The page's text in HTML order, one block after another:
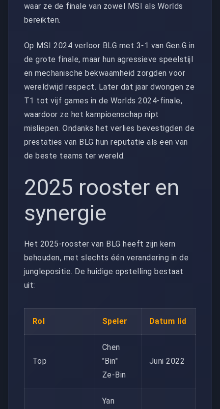
waar ze de finale van zowel MSI als Worlds
bereikten.
Op MSI 2024 verloor BLG met 3-1 van Gen.G in
de grote finale, maar hun agressieve speelstijl
en mechanische bekwaamheid zorgden voor
wereldwijd respect. Later dat jaar dwongen ze
T1 tot vijf games in de Worlds 2024-finale,
waardoor ze het kampioenschap nipt
misliepen. Ondanks het verlies bevestigden de
prestaties van BLG hun reputatie als een van
de beste teams ter wereld.
2025 rooster en
synergie
Het 2025-rooster van BLG heeft zijn kern
behouden, met slechts één verandering in de
junglepositie. De huidige opstelling bestaat
uit:
Rol Speler Datum lid
Top
Chen
"Bin"
Ze-Bin
Juni 2022
Yan